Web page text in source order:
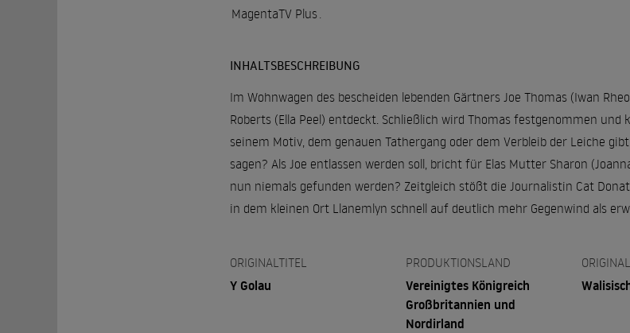
MagentaTV Plus
INHALTSBESCHREIBUNG
Im Wohnwagen des bescheiden lebenden Gärtners Joe Thomas (Iwan
Roberts (Ella Peel) entdeckt. Schließlich wird Thomas festgenommen
seinem Motiv, dem genauen Tathergang oder dem Verbleib der Leiche
sagen? Als Joe entlassen werden soll, bricht für Elas Mutter Sharon
nun niemals gefunden werden? Zeitgleich stößt die Journalistin Cat
in dem kleinen Ort Llanemlyn schnell auf deutlich mehr Gegenwind als
ORIGINALTITEL
Y Golau
PRODUKTIONSLAND
Vereinigtes Königreich
Großbritannien und
Nordirland